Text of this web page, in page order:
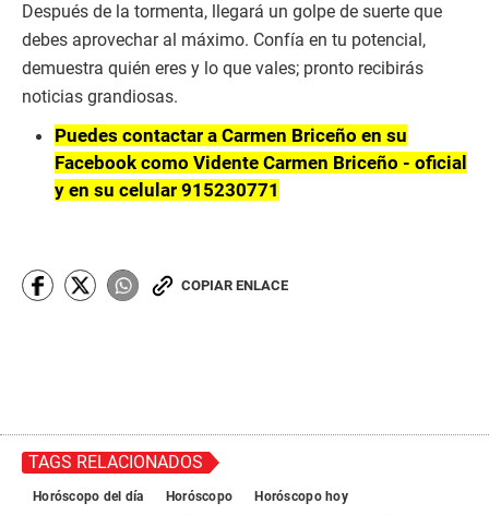
Después de la tormenta, llegará un golpe de suerte que
debes aprovechar al máximo. Confía en tu potencial,
demuestra quién eres y lo que vales; pronto recibirás
noticias grandiosas.
Puedes contactar a Carmen Briceño en su
Facebook como Vidente Carmen Briceño - oficial
y en su celular 915230771
COPIAR ENLACE
TAGS RELACIONADOS
Horóscopo del día Horóscopo
Horóscopo hoy